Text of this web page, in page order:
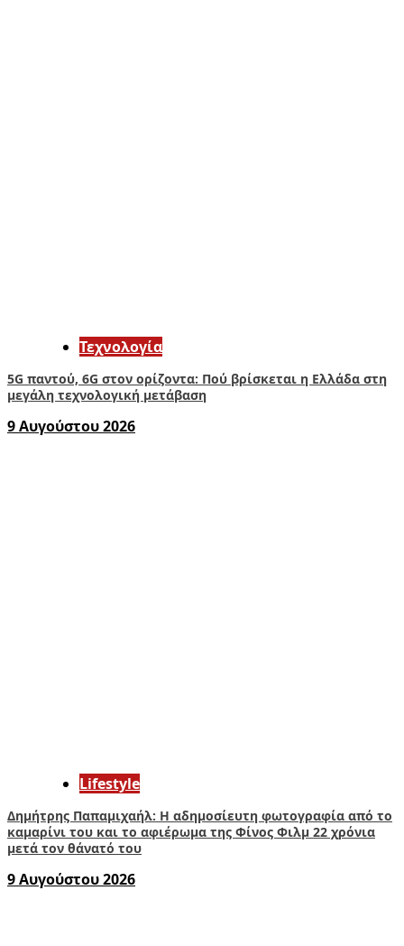
Τεχνολογία
5G παντού, 6G στον ορίζοντα: Πού βρίσκεται η Ελλάδα στη
μεγάλη τεχνολογική μετάβαση
9 Αυγούστου 2026
Lifestyle
Δημήτρης Παπαμιχαήλ: Η αδημοσίευτη φωτογραφία από το
καμαρίνι του και το αφιέρωμα της Φίνος Φιλμ 22 χρόνια
μετά τον θάνατό του
9 Αυγούστου 2026